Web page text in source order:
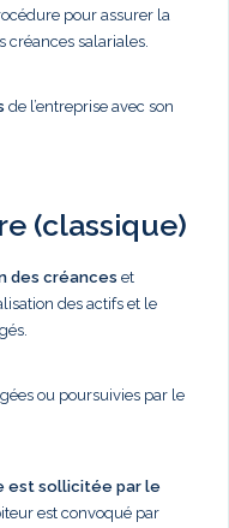
pour assurer la
créances salariales.
de l’entreprise avec son
(classique)
des créances et
des actifs et le
ou poursuivies par le
est sollicitée par le
est convoqué par